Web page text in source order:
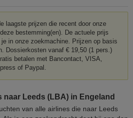
laagste prijzen die recent door onze
bestemming(en). De actuele prijs
in onze zoekmachine. Prijzen op basis
Dossierkosten vanaf € 19,50 (1 pers.)
betalen met Bancontact, VISA,
of Paypal.
Leeds (LBA) in Engeland
van alle airlines die naar Leeds